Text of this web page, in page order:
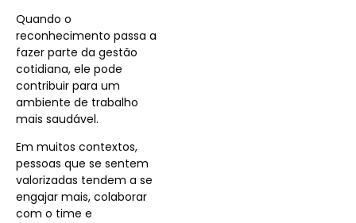
Quando o
reconhecimento passa a
fazer parte da gestão
cotidiana, ele pode
contribuir para um
ambiente de trabalho
mais saudável.
Em muitos contextos,
pessoas que se sentem
valorizadas tendem a se
engajar mais, colaborar
com o time e